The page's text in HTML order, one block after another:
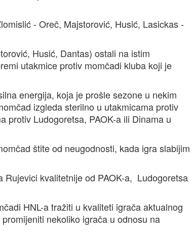
- Oreč, Majstorović, Husić, Lasickas -
Husić, Dantas) ostali na istim
utakmice protiv momčadi kluba koji je
energija, koja je prošle sezone u nekim
izgleda sterilno u utakmicama protiv
protiv Ludogoretsa, PAOK-a ili Dinama u
štite od neugodnosti, kada igra slabijim
kvalitetnije od PAOK-a, Ludogoretsa
HNL-a tražiti u kvaliteti igrača aktualnog
nekoliko igrača u odnosu na